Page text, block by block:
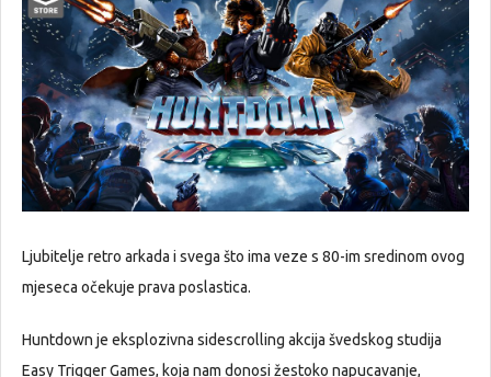
Ljubitelje retro arkada i svega što ima veze s 80-im sredinom ovog
mjeseca očekuje prava poslastica.
Huntdown je eksplozivna sidescrolling akcija švedskog studija
Easy Trigger Games, koja nam donosi žestoko napucavanje,